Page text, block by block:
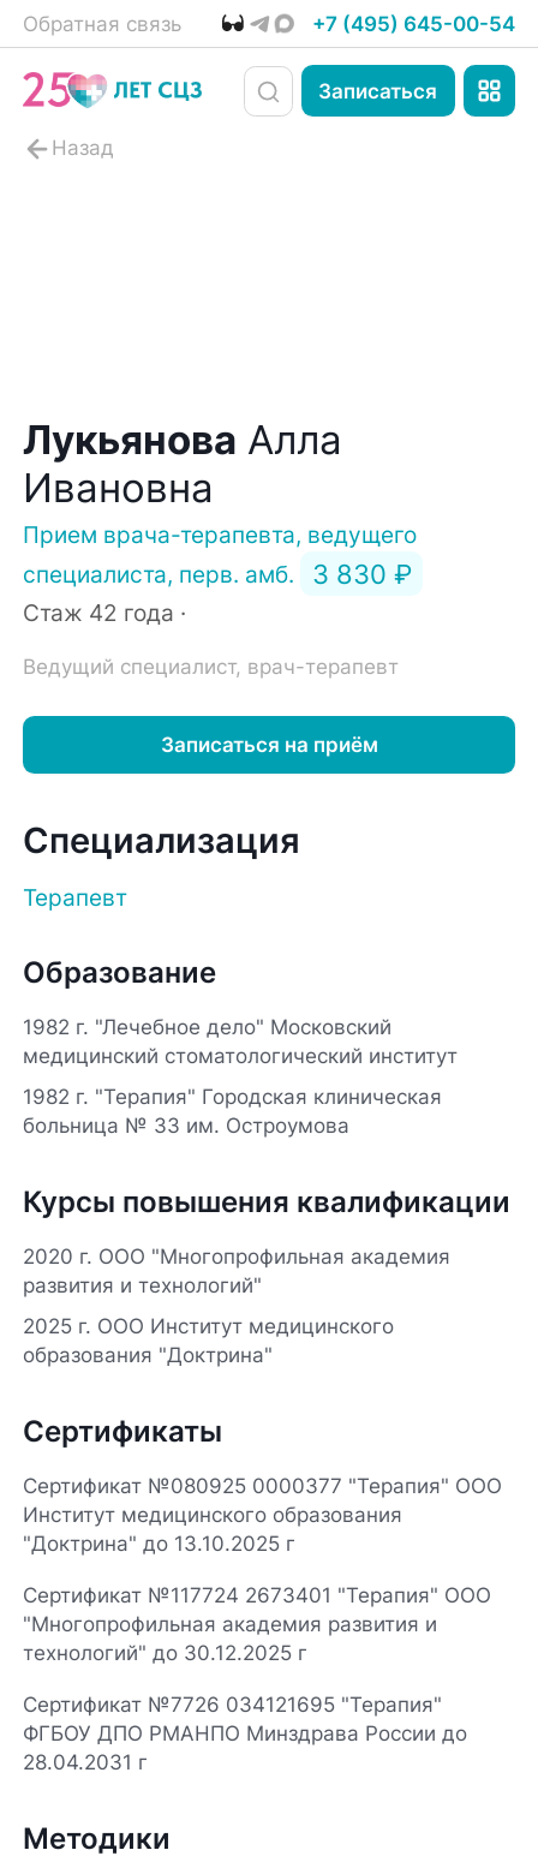
Обратная связь +7 (495) 645-00-54
Записаться
Лукьянова Алла
Ивановна
Стаж 42 года ·
Прием врача-терапевта, ведущего
специалиста, перв. амб.
3 830 ₽
Ведущий специалист, врач-терапевт
Записаться на приём
Специализация
Терапевт
Образование
1982 г. "Лечебное дело" Московский
медицинский стоматологический институт
1982 г. "Терапия" Городская клиническая
больница № 33 им. Остроумова
Курсы повышения квалификации
2020 г. ООО "Многопрофильная академия
развития и технологий"
2025 г. ООО Институт медицинского
образования "Доктрина"
Сертификаты
Сертификат №080925 0000377 "Терапия" ООО
Институт медицинского образования
"Доктрина" до 13.10.2025 г
Сертификат №117724 2673401 "Терапия" ООО
"Многопрофильная академия развития и
технологий" до 30.12.2025 г
Сертификат №7726 034121695 "Терапия"
ФГБОУ ДПО РМАНПО Минздрава России до
28.04.2031 г
Методики